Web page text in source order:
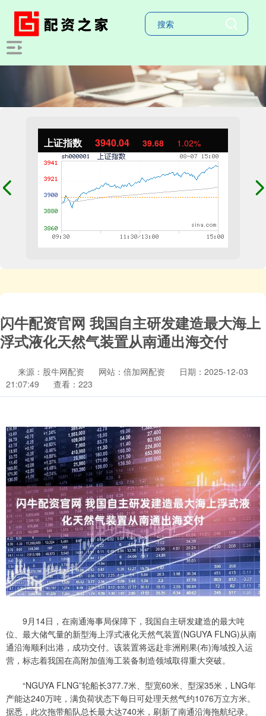
上证指数 3940.04 39.68 1.02%
闪牛配资官网 我国自主研发建造最大海上
浮式液化天然气装置从南通出海交付
来源：股牛网配资 网站：倍加网配资
日期：2025-12-03
21:07:49
查看：223
9月14日，在南通海事局保障下，我国自主研发建造的最大吨
位、最大储气量的新型海上浮式液化天然气装置(NGUYA FLNG)从南
通沿海顺利出港，成功交付。该装置将远赴非洲刚果(布)海域投入运
营，标志着我国在高附加值海工装备制造领域取得重大突破。
“NGUYA FLNG”轮船长377.7米、型宽60米、型深35米，LNG年
产能达240万吨，满负荷状态下每日可处理天然气约1076万立方米。
据悉，此次拖带船队总长最大达740米，刷新了南通沿海拖航纪录。